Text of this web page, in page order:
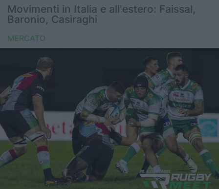
Nazionali giovanili
Rugby Sevens
FIR
Internazionale
6 Nazioni
United Rugby Championship
Top14
Premiership
Champions Cup
Movimenti in Italia e all'estero: Faissal,
Baronio, Casiraghi
MERCATO